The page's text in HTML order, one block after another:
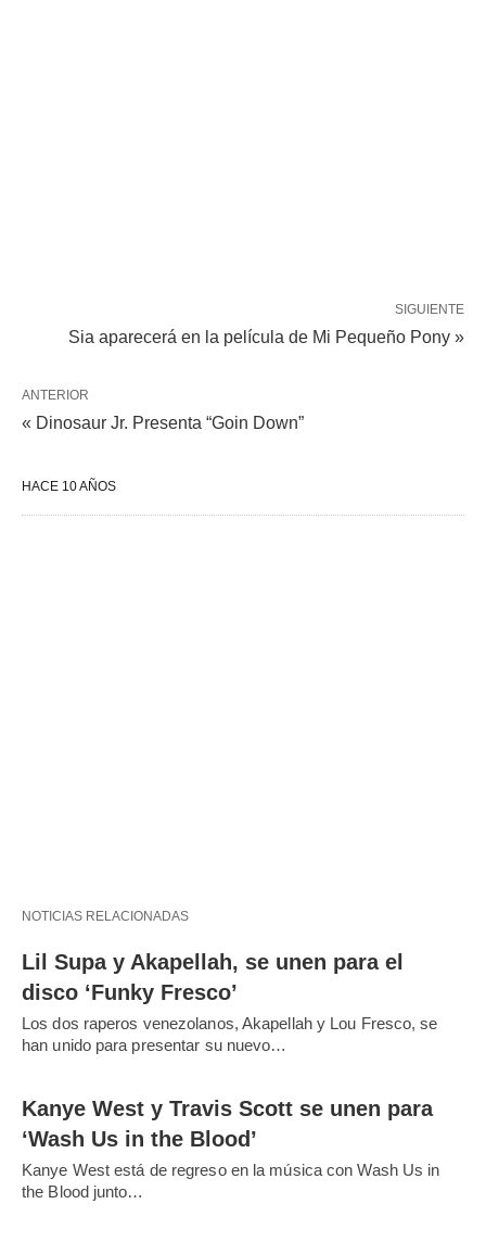
SIGUIENTE
Sia aparecerá en la película de Mi Pequeño Pony »
ANTERIOR
« Dinosaur Jr. Presenta “Goin Down”
HACE 10 AÑOS
NOTICIAS RELACIONADAS
Lil Supa y Akapellah, se unen para el
disco ‘Funky Fresco’
Los dos raperos venezolanos, Akapellah y Lou Fresco, se
han unido para presentar su nuevo…
Kanye West y Travis Scott se unen para
‘Wash Us in the Blood’
Kanye West está de regreso en la música con Wash Us in
the Blood junto…